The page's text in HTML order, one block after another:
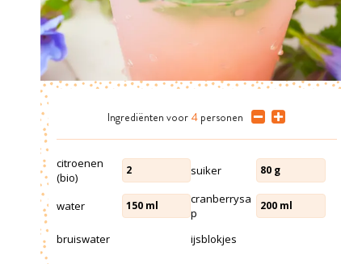
Ingrediënten voor 4 personen
citroenen
(bio)
2 suiker 80 g
water 150 ml
cranberrysa
p
200 ml
bruiswater ijsblokjes